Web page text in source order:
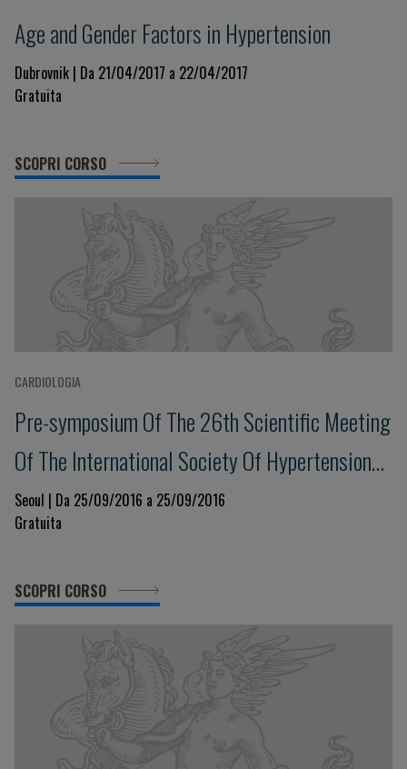
Age and Gender Factors in Hypertension
Dubrovnik | Da 21/04/2017 a 22/04/2017
Gratuita
SCOPRI CORSO
CARDIOLOGIA
Pre-symposium Of The 26th Scientific Meeting
Of The International Society Of Hypertension
Hypertension Seoul 2016 - Hypertension In The
Context Of Cardiovascular Risk
Seoul | Da 25/09/2016 a 25/09/2016
Gratuita
SCOPRI CORSO